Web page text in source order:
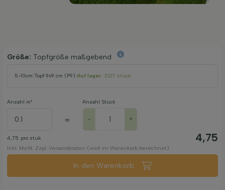
Größe: Topfgröße maßgebend
5-10cm Topf 9x9 cm (P9) Auf lager: 3217 stück
Anzahl m²
=
Anzahl Stück
- +
4,75 pro stuk 4,75
Inkl. MwSt. Zzgl. Versandkosten (wird im Warenkorb berechnet)
In den Warenkorb